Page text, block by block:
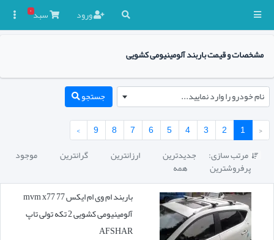
ورود سبد۰
مشخصات و قیمت باربند آلومینیومی کشویی
نام خودرو را وارد نمایید...
جستجو
‹
1
2
3
4
5
6
7
8
9
›
 مرتب سازی: جدیدترین ارزانترین گرانترین موجود
پرفروشترین
همه
باربند ام وی ام ایکس 77 mvm x77
آلومینیومی کشویی 2 تکه تولی تاپ
AFSHAR